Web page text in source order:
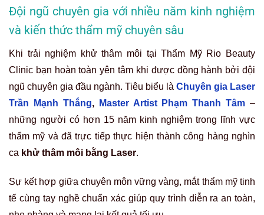
Đội ngũ chuyên gia với nhiều năm kinh nghiệm
và kiến thức thẩm mỹ chuyên sâu
Khi trải nghiệm khử thâm môi tại Thẩm Mỹ Rio Beauty
Clinic bạn hoàn toàn yên tâm khi được đồng hành bởi đội
ngũ chuyên gia đầu ngành. Tiêu biểu là Chuyên gia Laser
Trần Mạnh Thắng, Master Artist Phạm Thanh Tâm –
những người có hơn 15 năm kinh nghiệm trong lĩnh vực
thẩm mỹ và đã trực tiếp thực hiện thành công hàng nghìn
ca khử thâm môi bằng Laser.
Sự kết hợp giữa chuyên môn vững vàng, mắt thẩm mỹ tinh
tế cùng tay nghề chuẩn xác giúp quy trình diễn ra an toàn,